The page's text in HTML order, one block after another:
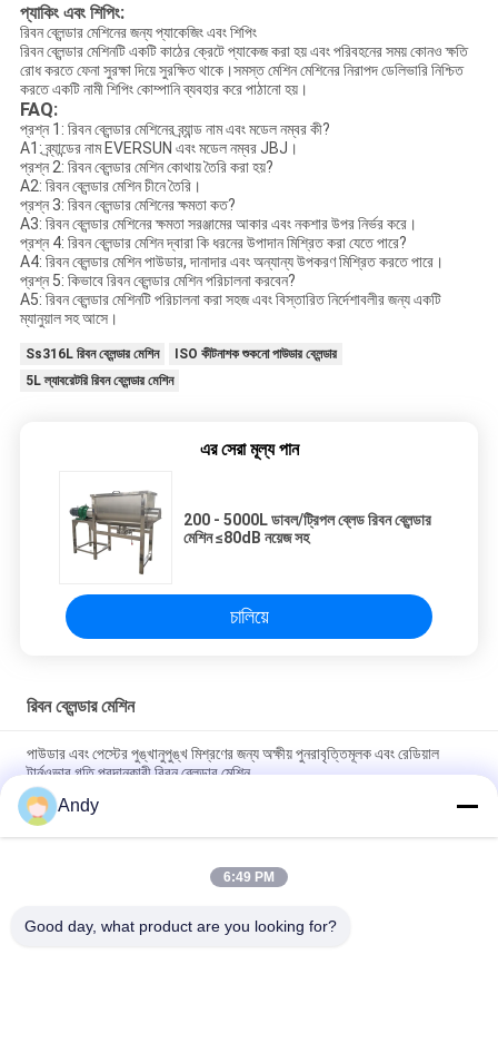
প্যাকিং এবং শিপিং:
রিবন ব্লেন্ডার মেশিনের জন্য প্যাকেজিং এবং শিপিং
রিবন ব্লেন্ডার মেশিনটি একটি কাঠের ক্রেটে প্যাকেজ করা হয় এবং পরিবহনের সময় কোনও ক্ষতি
রোধ করতে ফেনা সুরক্ষা দিয়ে সুরক্ষিত থাকে।সমস্ত মেশিন মেশিনের নিরাপদ ডেলিভারি নিশ্চিত
করতে একটি নামী শিপিং কোম্পানি ব্যবহার করে পাঠানো হয়।
FAQ:
প্রশ্ন 1: রিবন ব্লেন্ডার মেশিনের ব্র্যান্ড নাম এবং মডেল নম্বর কী?
A1: ব্র্যান্ডের নাম EVERSUN এবং মডেল নম্বর JBJ।
প্রশ্ন 2: রিবন ব্লেন্ডার মেশিন কোথায় তৈরি করা হয়?
A2: রিবন ব্লেন্ডার মেশিন চীনে তৈরি।
প্রশ্ন 3: রিবন ব্লেন্ডার মেশিনের ক্ষমতা কত?
A3: রিবন ব্লেন্ডার মেশিনের ক্ষমতা সরঞ্জামের আকার এবং নকশার উপর নির্ভর করে।
প্রশ্ন 4: রিবন ব্লেন্ডার মেশিন দ্বারা কি ধরনের উপাদান মিশ্রিত করা যেতে পারে?
A4: রিবন ব্লেন্ডার মেশিন পাউডার, দানাদার এবং অন্যান্য উপকরণ মিশ্রিত করতে পারে।
প্রশ্ন 5: কিভাবে রিবন ব্লেন্ডার মেশিন পরিচালনা করবেন?
A5: রিবন ব্লেন্ডার মেশিনটি পরিচালনা করা সহজ এবং বিস্তারিত নির্দেশাবলীর জন্য একটি
ম্যানুয়াল সহ আসে।
Ss316L রিবন ব্লেন্ডার মেশিন
ISO কীটনাশক শুকনো পাউডার ব্লেন্ডার
5L ল্যাবরেটরি রিবন ব্লেন্ডার মেশিন
এর সেরা মূল্য পান
200 - 5000L ডাবল/ট্রিপল ব্লেড রিবন ব্লেন্ডার
মেশিন ≤80dB নয়েজ সহ
চালিয়ে
রিবন ব্লেন্ডার মেশিন
পাউডার এবং পেস্টের পুঙ্খানুপুঙ্খ মিশ্রণের জন্য অক্ষীয় পুনরাবৃত্তিমূলক এবং রেডিয়াল
টার্নওভার গতি প্রদানকারী রিবন ব্লেন্ডার মেশিন
কাস্টমাইজযোগ্য ভলিউম ইন্ডাস্ট্রিয়াল মিশ্রণের জন্য পিএলসি কন্ট্রোল সিস্টেমের সাথে
স্টেইনলেস স্টিল রিবন ব্লেন্ডার মেশিন
সংহত গঠন এবং সহজে পরিচালনার সাথে রিবন ব্লেন্ডার মেশিন যা কঠিন মিশ্রিত জমাটবদ্ধ
Andy
6:49 PM
Good day, what product are you looking for?